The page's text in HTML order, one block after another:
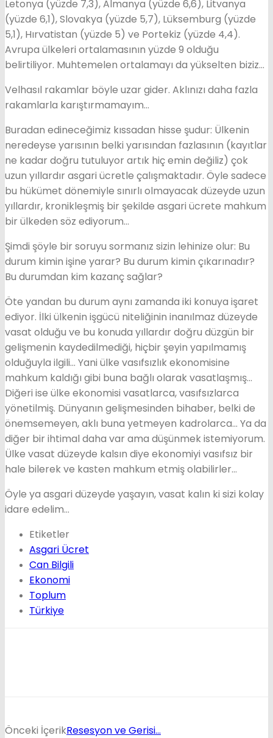
Letonya (yüzde 7,3), Almanya (yüzde 6,6), Litvanya
(yüzde 6,1), Slovakya (yüzde 5,7), Lüksemburg (yüzde
5,1), Hırvatistan (yüzde 5) ve Portekiz (yüzde 4,4).
Avrupa ülkeleri ortalamasının yüzde 9 olduğu
belirtiliyor. Muhtemelen ortalamayı da yükselten biziz…
Velhasıl rakamlar böyle uzar gider. Aklınızı daha fazla
rakamlarla karıştırmamayım…
Buradan edineceğimiz kıssadan hisse şudur: Ülkenin
neredeyse yarısının belki yarısından fazlasının (kayıtlar
ne kadar doğru tutuluyor artık hiç emin değiliz) çok
uzun yıllardır asgari ücretle çalışmaktadır. Öyle sadece
bu hükümet dönemiyle sınırlı olmayacak düzeyde uzun
yıllardır, kronikleşmiş bir şekilde asgari ücrete mahkum
bir ülkeden söz ediyorum…
Şimdi şöyle bir soruyu sormanız sizin lehinize olur: Bu
durum kimin işine yarar? Bu durum kimin çıkarınadır?
Bu durumdan kim kazanç sağlar?
Öte yandan bu durum aynı zamanda iki konuya işaret
ediyor. İlki ülkenin işgücü niteliğinin inanılmaz düzeyde
vasat olduğu ve bu konuda yıllardır doğru düzgün bir
gelişmenin kaydedilmediği, hiçbir şeyin yapılmamış
olduğuyla ilgili… Yani ülke vasıfsızlık ekonomisine
mahkum kaldığı gibi buna bağlı olarak vasatlaşmış…
Diğeri ise ülke ekonomisi vasatlarca, vasıfsızlarca
yönetilmiş. Dünyanın gelişmesinden bihaber, belki de
önemsemeyen, aklı buna yetmeyen kadrolarca… Ya da
diğer bir ihtimal daha var ama düşünmek istemiyorum.
Ülke vasat düzeyde kalsın diye ekonomiyi vasıfsız bir
hale bilerek ve kasten mahkum etmiş olabilirler…
Öyle ya asgari düzeyde yaşayın, vasat kalın ki sizi kolay
idare edelim…
Etiketler
Asgari Ücret
Can Bilgili
Ekonomi
Toplum
Türkiye
Önceki İçerikResesyon ve Gerisi…